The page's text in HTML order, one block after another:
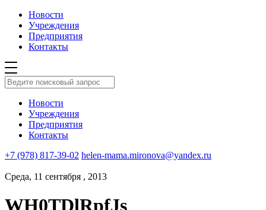
Новости
Учреждения
Предприятия
Контакты
Новости
Учреждения
Предприятия
Контакты
+7 (978) 817-39-02 helen-mama.mironova@yandex.ru
Среда, 11 сентября , 2013
WH0TDlRpfJs